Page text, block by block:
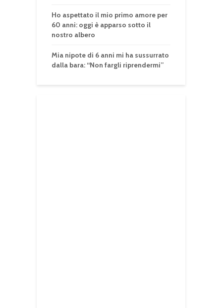
Ho aspettato il mio primo amore per
60 anni: oggi è apparso sotto il
nostro albero
Mia nipote di 6 anni mi ha sussurrato
dalla bara: “Non fargli riprendermi”